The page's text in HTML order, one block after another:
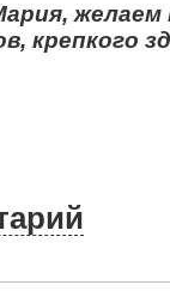
желаем
крепкого